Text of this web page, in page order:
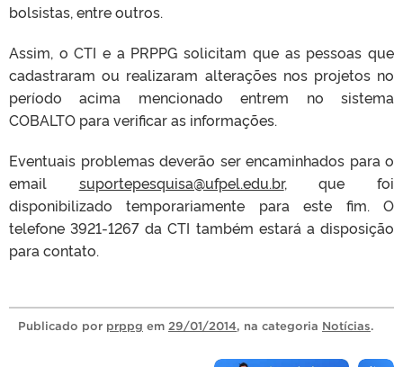
bolsistas, entre outros.
Assim, o CTI e a PRPPG solicitam que as pessoas que
cadastraram ou realizaram alterações nos projetos no
período acima mencionado entrem no sistema
COBALTO para verificar as informações.
Eventuais problemas deverão ser encaminhados para o
email suportepesquisa@ufpel.edu.br, que foi
disponibilizado temporariamente para este fim. O
telefone 3921-1267 da CTI também estará a disposição
para contato.
Publicado por prppg em 29/01/2014, na categoria Notícias.